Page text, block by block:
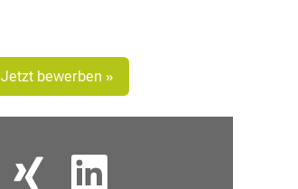
Jetzt bewerben »
W